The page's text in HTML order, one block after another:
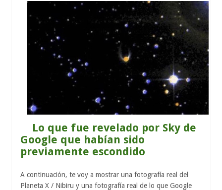
Lo que fue revelado por Sky de
Google que habían sido
previamente escondido
A continuación, te voy a mostrar una fotografía real del
Planeta X / Nibiru y una fotografía real de lo que Google